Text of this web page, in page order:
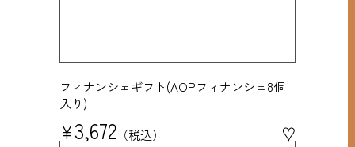
フィナンシェギフト(AOPフィナンシェ8個
入り)
¥3,672 税込 ♥